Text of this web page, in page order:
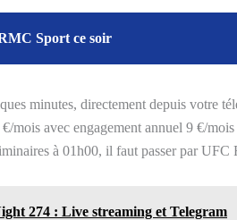
Sport ce soir
minutes, directement depuis votre
mois avec engagement annuel 9 €/
à 01h00, il faut passer par
274 : Live streaming et Telegram